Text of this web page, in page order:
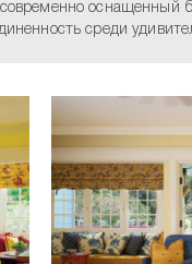
среди